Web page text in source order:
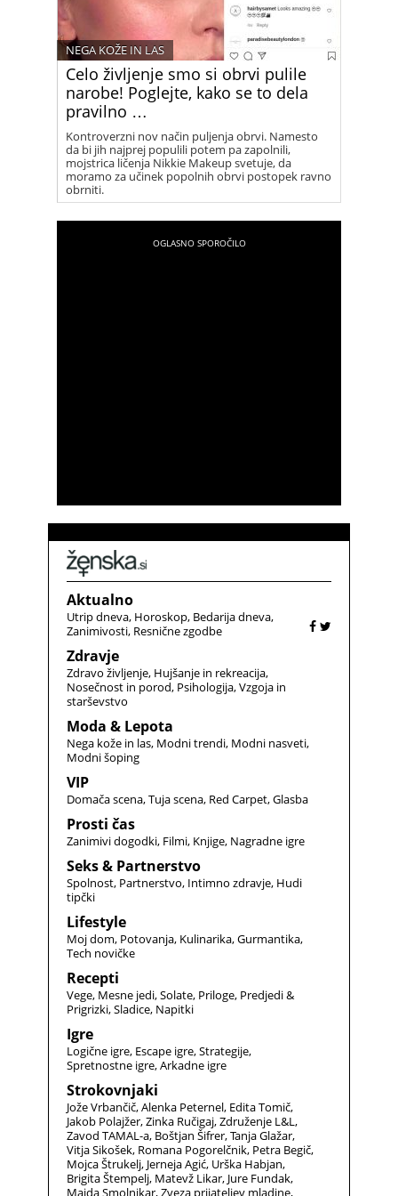
Celo življenje smo si obrvi pulile
narobe! Poglejte, kako se to dela
pravilno …
NEGA KOŽE IN LAS
Kontroverzni nov način puljenja obrvi. Namesto
da bi jih najprej populili potem pa zapolnili,
mojstrica ličenja Nikkie Makeup svetuje, da
moramo za učinek popolnih obrvi postopek ravno
obrniti.
Aktualno
Utrip dneva Horoskop Bedarija dneva
Zanimivosti Resnične zgodbe
Zdravje
Zdravo življenje Hujšanje in rekreacija
Nosečnost in porod Psihologija Vzgoja in
starševstvo
Moda & Lepota
Nega kože in las Modni trendi Modni nasveti
Modni šoping
VIP
Domača scena Tuja scena Red Carpet Glasba
Prosti čas
Zanimivi dogodki Filmi Knjige Nagradne igre
Seks & Partnerstvo
Spolnost Partnerstvo Intimno zdravje Hudi
tipčki
Lifestyle
Moj dom Potovanja Kulinarika Gurmantika
Tech novičke
Recepti
Vege Mesne jedi Solate Priloge Predjedi &
Prigrizki Sladice Napitki
Igre
Logične igre Escape igre Strategije
Spretnostne igre Arkadne igre
Strokovnjaki
Jože Vrbančič Alenka Peternel Edita Tomič
Jakob Polajžer Zinka Ručigaj Združenje L&L
Zavod TAMAL-a Boštjan Šifrer Tanja Glažar
Vitja Sikošek Romana Pogorelčnik Petra Begič
Mojca Štrukelj Jerneja Agić Urška Habjan
Brigita Štempelj Matevž Likar Jure Fundak
Majda Smolnikar Zveza prijateljev mladine